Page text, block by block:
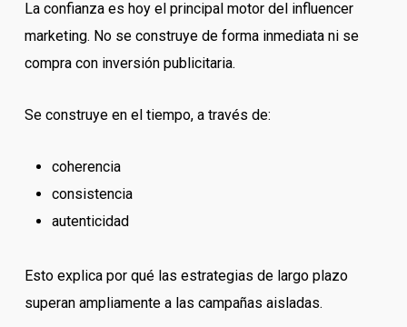
La confianza es hoy el principal motor del influencer
marketing. No se construye de forma inmediata ni se
compra con inversión publicitaria.
Se construye en el tiempo, a través de:
coherencia
consistencia
autenticidad
Esto explica por qué las estrategias de largo plazo
superan ampliamente a las campañas aisladas.